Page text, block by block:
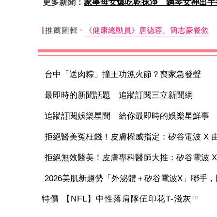
更多新聞： 家寧母女爆吃乾抹淨 鋼琴女神出
推薦圖輯 《健康總動員》唐德蓉、簡志豪餐敘
台中「送肉粽」撞王功漁火節？喪家急發聲
最即時的新聞話題 追蹤訂閱三立新聞網
追蹤訂閱娛樂星聞 給你最即時的娛樂星鮮事
拒絕醫美冤枉錢！皮膚權威指定：矽谷電波 X
拒絕無效醫美！皮膚專科醫師大推：矽谷電波
2026美肌新趨勢「外泌體＋矽谷電波X」聯手
特價 【NFL】中性落肩隊伍印花T-淺灰 PR